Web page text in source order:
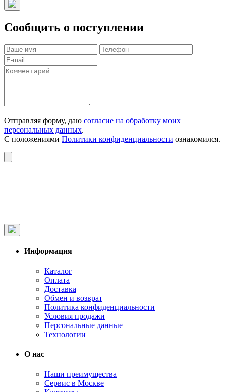
Сообщить о поступлении
Отправляя форму, даю согласие на обработку моих
персональных данных.
С положениями Политики конфиденциальности ознакомился.
Информация
Каталог
Оплата
Доставка
Обмен и возврат
Политика конфиденциальности
Условия продажи
Персональные данные
Технологии
О нас
Наши преимущества
Сервис в Москве